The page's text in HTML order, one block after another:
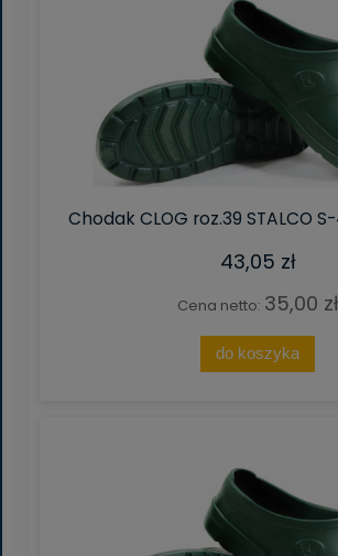
Chodak CLOG roz.39 STALCO
43,05 zł
Cena netto: 35,00 zł
do koszyka